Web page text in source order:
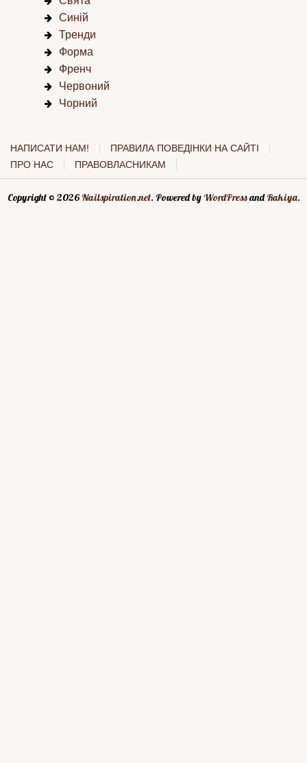
Синій
Тренди
Форма
Френч
Червоний
Чорний
НАПИСАТИ НАМ!
ПРАВИЛА ПОВЕДІНКИ НА САЙТІ
ПРО НАС
ПРАВОВЛАСНИКАМ
Copyright © 2026Nailspiration.net. Powered by WordPressandRakiya.